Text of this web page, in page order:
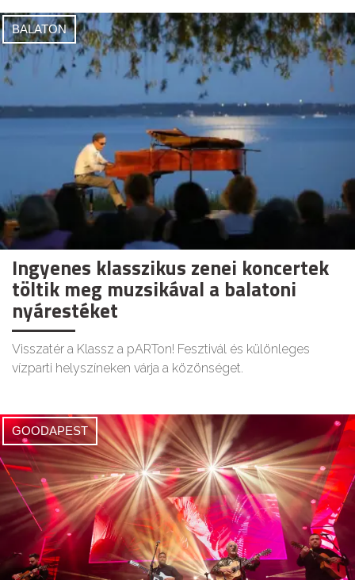
BALATON
Ingyenes klasszikus zenei koncertek
töltik meg muzsikával a balatoni
nyárestéket
Visszatér a Klassz a pARTon! Fesztivál és különleges
vízparti helyszíneken várja a közönséget.
GOODAPEST